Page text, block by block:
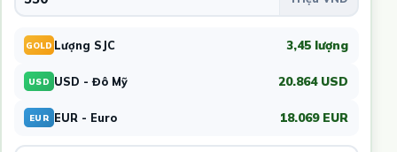
GOLD Lượng SJC 3,45 lượng
USD USD - Đô Mỹ 20.864 USD
EUR EUR - Euro 18.069 EUR